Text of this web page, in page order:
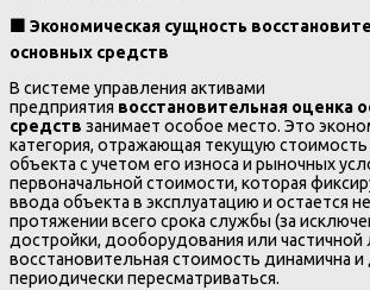
Экономическая сущность
основных средств
В системе управления активами
предприятия восстановительная оценка
средств занимает особое место. Это
категория, отражающая текущую
объекта с учетом его износа и рыночных
первоначальной стоимости, которая
ввода объекта в эксплуатацию и остается
протяжении всего срока службы (за
достройки, дооборудования или частичной
восстановительная стоимость динамична
периодически пересматриваться.